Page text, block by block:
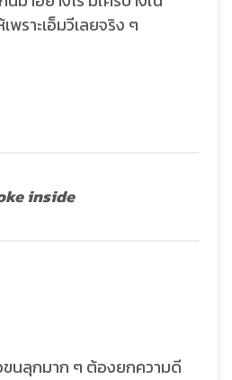
พราะเอ็มวีเลยจริง ๆ
inside
ขนลุกมาก ๆ ต้องยกความดี